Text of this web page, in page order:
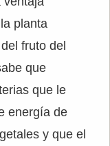
planta
fruto del
que
que le
energía de
y que el